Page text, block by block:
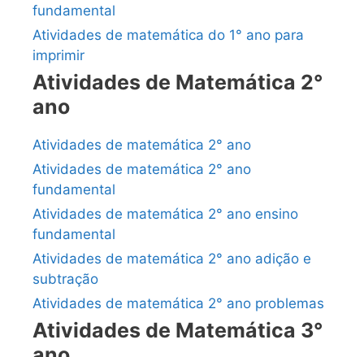
fundamental
Atividades de matemática do 1° ano para
imprimir
Atividades de Matemática 2°
ano
Atividades de matemática 2° ano
Atividades de matemática 2° ano
fundamental
Atividades de matemática 2° ano ensino
fundamental
Atividades de matemática 2° ano adição e
subtração
Atividades de matemática 2° ano problemas
Atividades de Matemática 3°